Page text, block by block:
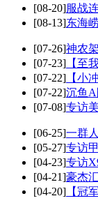
[08-20]服战
[08-13]东海
[07-26]神农
[07-23] 【至
[07-22] 【小
[07-22]沉鱼
[07-08]专访
[06-25]一群
[05-27]专访
[04-23]专访
[04-21]豪杰
[04-20] 【冠